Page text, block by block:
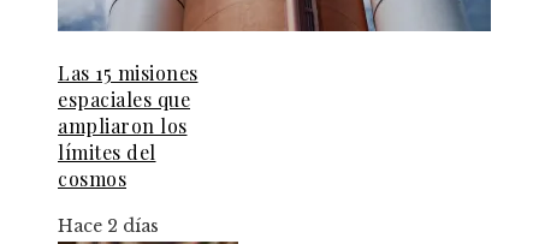
Las 15 misiones
espaciales que
ampliaron los
límites del
cosmos
Hace 2 días